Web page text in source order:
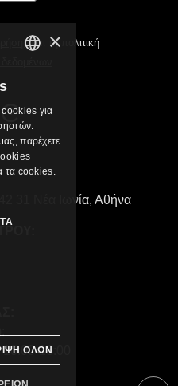
και τη πολιτική
31 Νέα Ιωνία, Αθήνα
18:00
×
cookies για
παρέχετε
τα cookies.
ΌΛΩΝ